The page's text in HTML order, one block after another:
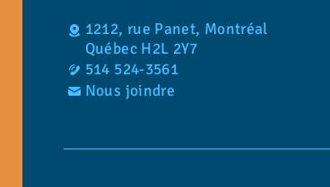
1212, rue Panet, Montréal
Québec H2L 2Y7
514 524-3561
Nous joindre